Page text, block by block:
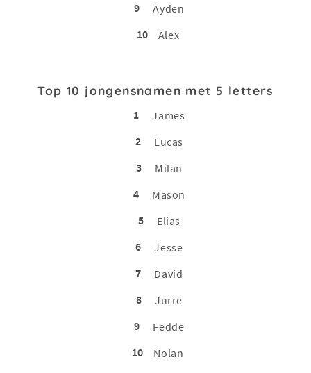
9
Ayden
10
Alex
Top 10 jongensnamen met 5 letters
1
James
2
Lucas
3
Milan
4
Mason
5
Elias
6
Jesse
7
David
8
Jurre
9
Fedde
10
Nolan